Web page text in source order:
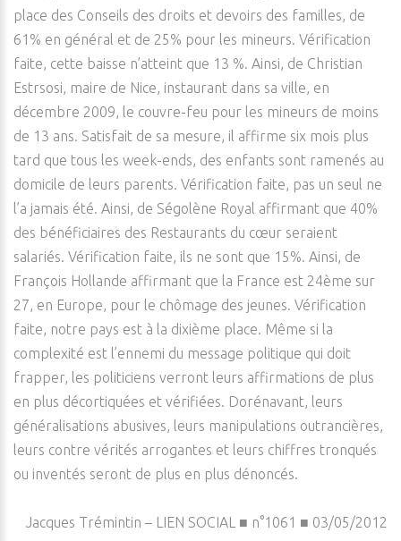
place des Conseils des droits et devoirs des familles, de
61% en général et de 25% pour les mineurs. Vérification
faite, cette baisse n’atteint que 13 %. Ainsi, de Christian
Estrsosi, maire de Nice, instaurant dans sa ville, en
décembre 2009, le couvre-feu pour les mineurs de moins
de 13 ans. Satisfait de sa mesure, il affirme six mois plus
tard que tous les week-ends, des enfants sont ramenés au
domicile de leurs parents. Vérification faite, pas un seul ne
l’a jamais été. Ainsi, de Ségolène Royal affirmant que 40%
des bénéficiaires des Restaurants du cœur seraient
salariés. Vérification faite, ils ne sont que 15%. Ainsi, de
François Hollande affirmant que la France est 24ème sur
27, en Europe, pour le chômage des jeunes. Vérification
faite, notre pays est à la dixième place. Même si la
complexité est l’ennemi du message politique qui doit
frapper, les politiciens verront leurs affirmations de plus
en plus décortiquées et vérifiées. Dorénavant, leurs
généralisations abusives, leurs manipulations outrancières,
leurs contre vérités arrogantes et leurs chiffres tronqués
ou inventés seront de plus en plus dénoncés.
Jacques Trémintin – LIEN SOCIAL ■ n°1061 ■ 03/05/2012